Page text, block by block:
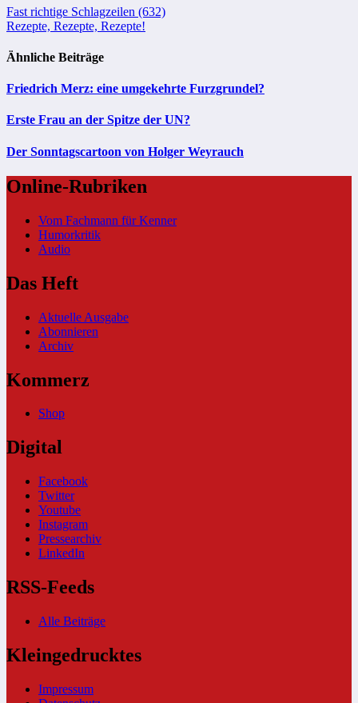
Beitragsnavigation
Fast richtige Schlagzeilen (632)
Rezepte, Rezepte, Rezepte!
Ähnliche Beiträge
Friedrich Merz: eine umgekehrte Furzgrundel?
Erste Frau an der Spitze der UN?
Der Sonntagscartoon von Holger Weyrauch
Online-Rubriken
Vom Fachmann für Kenner
Humorkritik
Audio
Das Heft
Aktuelle Ausgabe
Abonnieren
Archiv
Kommerz
Shop
Digital
Facebook
Twitter
Youtube
Instagram
Pressearchiv
LinkedIn
RSS-Feeds
Alle Beiträge
Kleingedrucktes
Impressum